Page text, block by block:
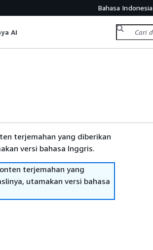
Bahasa Indonesia
AI
terjemahan yang diberikan
versi bahasa Inggris.
terjemahan yang
utamakan versi bahasa